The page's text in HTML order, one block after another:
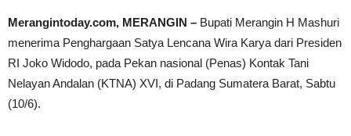
Merangintoday.com, MERANGIN – Bupati Merangin H Mashuri
menerima Penghargaan Satya Lencana Wira Karya dari Presiden
RI Joko Widodo, pada Pekan nasional (Penas) Kontak Tani
Nelayan Andalan (KTNA) XVI, di Padang Sumatera Barat, Sabtu
(10/6).